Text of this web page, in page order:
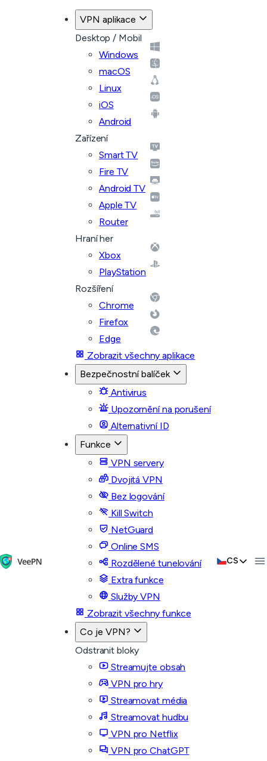
VPN aplikace
Desktop / Mobil
Windows
macOS
Linux
iOS
Android
Zařízení
Smart TV
Fire TV
Android TV
Apple TV
Router
Hraní her
Xbox
PlayStation
Rozšíření
Chrome
Firefox
Edge
Zobrazit všechny aplikace
Bezpečnostní balíček
Antivirus
Upozornění na porušení
Alternativní ID
Funkce
VPN servery
Dvojitá VPN
Bez logování
Kill Switch
NetGuard
Online SMS
Rozdělené tunelování
Extra funkce
Služby VPN
Zobrazit všechny funkce
Co je VPN?
Odstranit bloky
Streamujte obsah
VPN pro hry
Streamovat média
Streamovat hudbu
VPN pro Netflix
VPN pro ChatGPT
CS